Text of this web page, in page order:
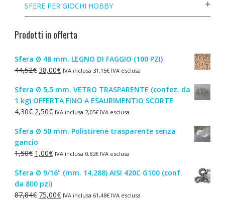
SFERE PER GIOCHI HOBBY
Prodotti in offerta
Sfera Ø 48 mm. LEGNO DI FAGGIO (100 PZI)
44,52€ Il
originale
era:
44,52€.
38,00€Il
attuale
è:
38,00€.
IVA inclusa 31,15€IVA esclusa
Sfera Ø 5,5 mm. VETRO TRASPARENTE (confez. da
1 kg) OFFERTA FINO A ESAURIMENTIO SCORTE
4,30€ Il
originale
era:
4,30€.
2,50€Il
attuale
2,50€.
IVA inclusa 2,05€IVA esclusa
Sfera Ø 50 mm. Polistirene trasparente senza
gancio
1,50€ Il
originale
era:
1,50€.
1,00€Il
attuale
è:
1,00€.
IVA inclusa 0,82€IVA esclusa
Sfera Ø 9/16" (mm. 14,288) AISI 420C G100 (conf.
da 800 pzi)
87,84€ Il
75,00€IlIVA inclusa 61,48€IVA esclusa